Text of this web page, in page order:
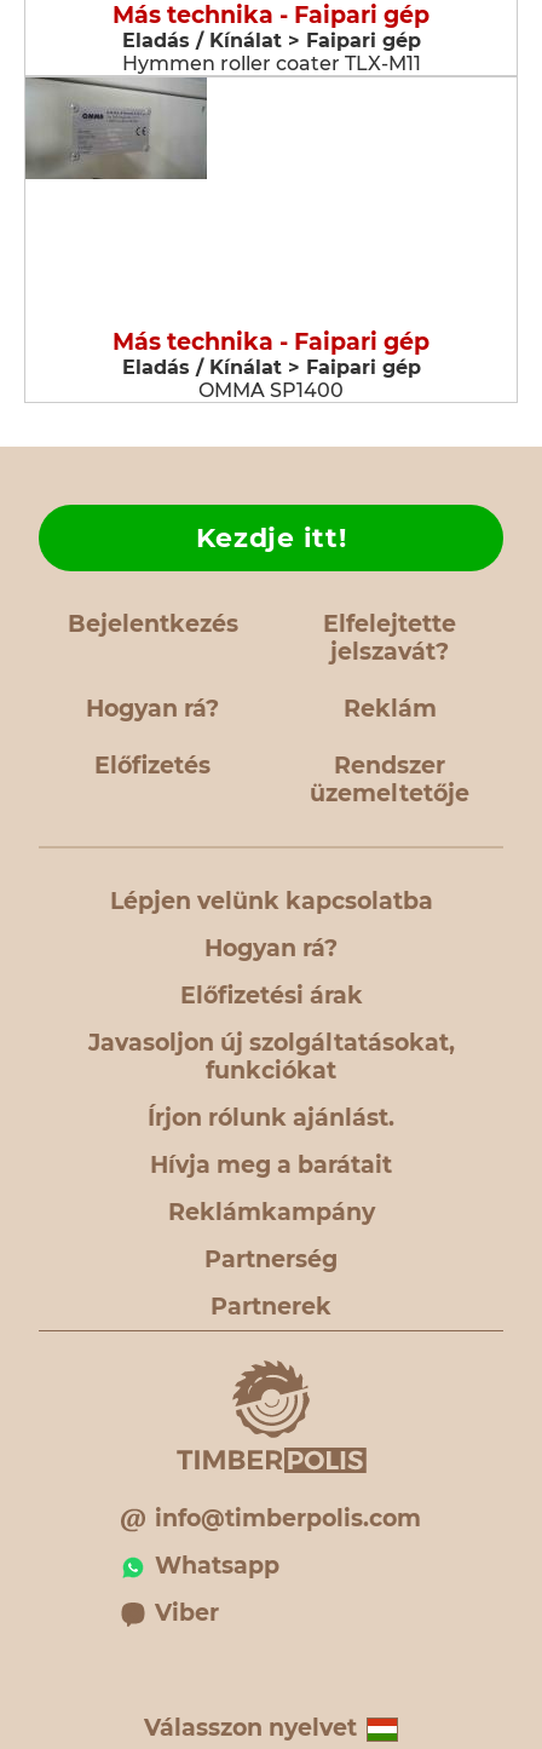
Más technika - Faipari gép
Eladás / Kínálat > Faipari gép
Hymmen roller coater TLX-M11
Más technika - Faipari gép
Eladás / Kínálat > Faipari gép
OMMA SP1400
Bejelentkezés
Elfelejtette
jelszavát?
Hogyan rá?
Kezdje itt!
Reklám
Előfizetés
Rendszer
üzemeltetője
Lépjen velünk kapcsolatba
Hogyan rá?
Előfizetési árak
Javasoljon új szolgáltatásokat,
funkciókat
Írjon rólunk ajánlást.
Hívja meg a barátait
Reklámkampány
Partnerség
Partnerek
info@timberpolis.com
Whatsapp
Viber
Válasszon nyelvet